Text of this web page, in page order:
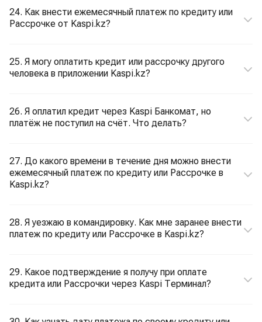
24. Как внести ежемесячный платеж по кредиту или
Рассрочке от Kaspi.kz?
25. Я могу оплатить кредит или рассрочку другого
человека в приложении Kaspi.kz?
26. Я оплатил кредит через Kaspi Банкомат, но
платёж не поступил на счёт. Что делать?
27. До какого времени в течение дня можно внести
ежемесячный платеж по кредиту или Рассрочке в
Kaspi.kz?
28. Я уезжаю в командировку. Как мне заранее внести
платеж по кредиту или Рассрочке в Kaspi.kz?
29. Какое подтверждение я получу при оплате
кредита или Рассрочки через Kaspi Терминал?